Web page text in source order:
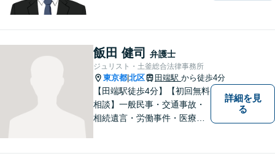
からサポート可能です。まず
は話を聞いてみたいという方
も、お気軽にご相談くださ
い。
飯田 健司 弁護士
ジュリスト・土釜総合法律事務所
東京都 北区 田端駅 から徒歩4分
【田端駅徒歩4分】【初回無料
相談】一般民事・交通事故・
相続遺言・労働事件・医療問
詳細を見
る